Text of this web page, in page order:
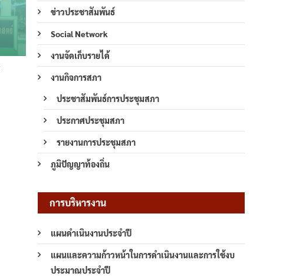
ข่าวประชาสัมพันธ์
Social Network
งานจัดเก็บรายได้
งานกิจการสภา
ประชาสัมพันธ์การประชุมสภา
ประกาศประชุมสภา
รายงานการประชุมสภา
ภูมิปัญญาท้องถิ่น
การบริหารงาน
แผนดำเนินงานประจำปี
แผนและความก้าวหน้าในการดำเนินงานและการใช้งบ
ประมาณประจำปี